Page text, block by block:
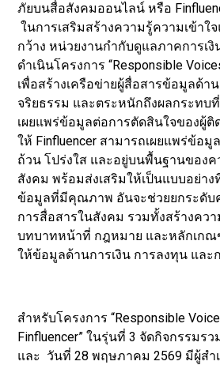
ภัยบนสื่อสังคมออนไลน์ หรือ
ในการเสริมสร้างความรู้ความเข้าใ
กว้าง หน่วยงานกำกับดูแลภาคการเ
ดำเนินโครงการ “Responsible
เพื่อสร้างเครือข่ายผู้สื่อสารข้อมูลด้
จริยธรรม และตระหนักถึงผลกระทบ
เผยแพร่ข้อมูลต่อการตัดสินใจของผู้
ให้ Finfluencer สามารถเผยแพร่ข้อมู
ถ้วน โปร่งใส และอยู่บนพื้นฐานของ
สังคม พร้อมส่งเสริมให้เป็นแบบอย่า
ข้อมูลที่มีคุณภาพ อันจะช่วยยกระดับ
การสื่อสารในสังคม รวมทั้งสร้างควา
บทบาทหน้าที่ กฎหมาย และหลักเกณ
ให้ข้อมูลด้านการเงิน การลงทุน และ
สำหรับโครงการ “Responsible
Finfluencer” ในรุ่นที่ 3 จัดกิจกรรมร
และ วันที่ 28 พฤษภาคม 2569 มีผู้สำ